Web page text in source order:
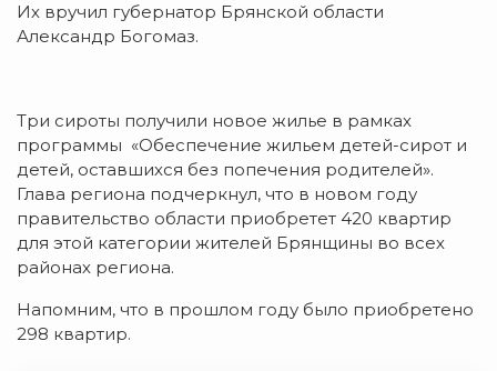
Их вручил губернатор Брянской области
Александр Богомаз.
Три сироты получили новое жилье в рамках
программы «Обеспечение жильем детей-сирот и
детей, оставшихся без попечения родителей».
Глава региона подчеркнул, что в новом году
правительство области приобретет 420 квартир
для этой категории жителей Брянщины во всех
районах региона.
Напомним, что в прошлом году было приобретено
298 квартир.